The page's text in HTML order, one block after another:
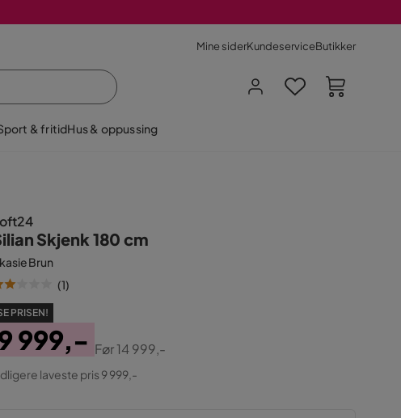
Mine siderKundeserviceButikker
& fritidHus & oppussing
Skjenk 180 cm
Brun
(1)
PRISEN!
999,- Før14 999,-
laveste pris 9 999,-